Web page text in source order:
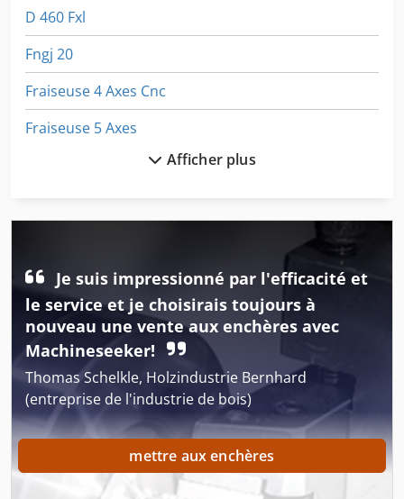
D 460 Fxl
Fngj 20
Fraiseuse 4 Axes Cnc
Fraiseuse 5 Axes
Fraiseuse Cnc Lit-Type
Fraiseuse De Console
Fraiseuse De Forage
Fraiseuse De Forêt Ligne
Fraiseuse De Gestion Des Eaux Pluviales
Fraiseuse De Lit
Fraiseuse De Modèle
Afficher plus
Je suis impressionné par l'efficacité et
le service et je choisirais toujours à
nouveau une vente aux enchères avec
Machineseeker!
Thomas Schelkle, Holzindustrie Bernhard
(entreprise de l'industrie de bois)
mettre aux enchères